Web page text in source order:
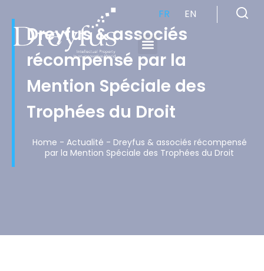
FR EN
Dreyfus & associés
récompensé par la
Mention Spéciale des
Trophées du Droit
Home - Actualité - Dreyfus & associés récompensé
par la Mention Spéciale des Trophées du Droit